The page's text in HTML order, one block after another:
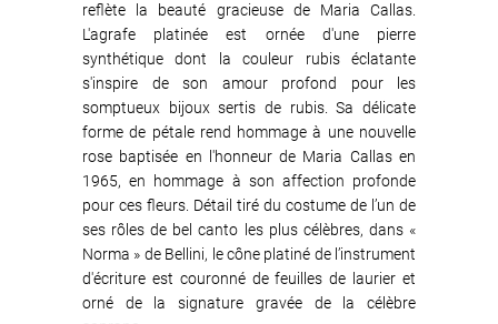
reflète la beauté gracieuse de Maria Callas.
L'agrafe platinée est ornée d'une pierre
synthétique dont la couleur rubis éclatante
s'inspire de son amour profond pour les
somptueux bijoux sertis de rubis. Sa délicate
forme de pétale rend hommage à une nouvelle
rose baptisée en l'honneur de Maria Callas en
1965, en hommage à son affection profonde
pour ces fleurs. Détail tiré du costume de l’un de
ses rôles de bel canto les plus célèbres, dans «
Norma » de Bellini, le cône platiné de l’instrument
d'écriture est couronné de feuilles de laurier et
orné de la signature gravée de la célèbre